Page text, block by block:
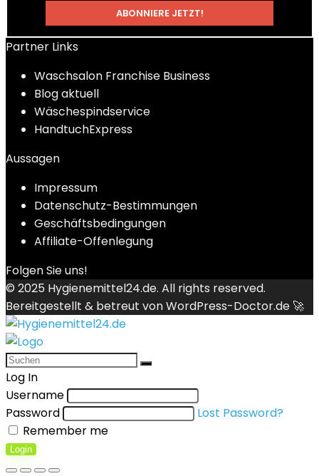
Partner Links
Waschsalon Franchise Business
Blog aktuell
Wäschespindservice
HandtuchExpress
Aussagen
Impressum
Datenschutz-Bestimmungen
Geschäftsbedingungen
Affiliate-Offenlegung
Folgen Sie uns!
© 2025 Hygienemittel24.de. All rights reserved.
Bereitgestellt & betreut vonWordPress-Doctor.de 🚀
Log In
Username
Password
Lost Password?
Remember me
Login